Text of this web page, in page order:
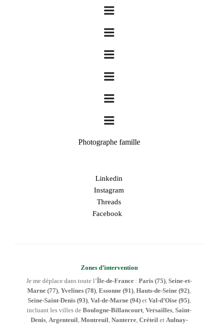
Photographe famille
Linkedin
Instagram
Threads
Facebook
Zones d’intervention
Je me déplace dans toute l’Île-de-France : Paris (75) Seine-et-
Marne (77) Yvelines (78) Essonne (91) Hauts-de-Seine (92)
Seine-Saint-Denis (93), Val-de-Marne (94)et Val-d’Oise (95),
incluant les villes de Boulogne-Billancourt Versailles Saint-
Denis, Argenteuil Montreuil Nanterre, Créteil et Aulnay-